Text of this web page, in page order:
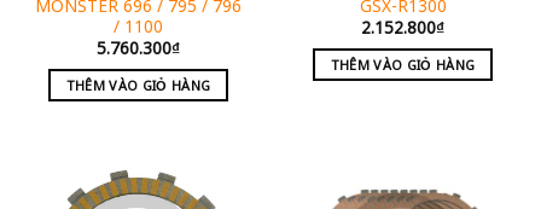
MONSTER 696 / 795 / 796
/ 1100
5.760.300₫
THÊM VÀO GIỎ HÀNG
GSX-R1300
2.152.800₫
THÊM VÀO GIỎ HÀNG